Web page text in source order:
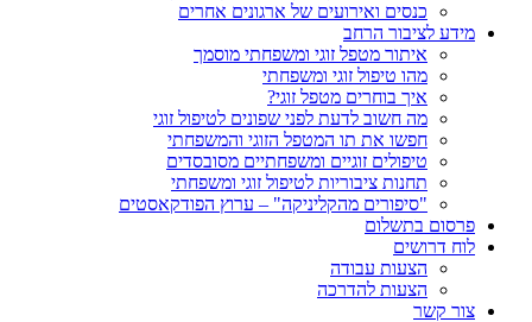
כנסים ואירועים של ארגונים אחרים
מידע לציבור הרחב
איתור מטפל זוגי ומשפחתי מוסמך
מהו טיפול זוגי ומשפחתי
איך בוחרים מטפל זוגי?
מה חשוב לדעת לפני שפונים לטיפול זוגי
חפשו את תו המטפל הזוגי והמשפחתי
טיפולים זוגיים ומשפחתיים מסובסדים
תחנות ציבוריות לטיפול זוגי ומשפחתי
"סיפורים מהקליניקה" – ערוץ הפודקאסטים
פרסום בתשלום
לוח דרושים
הצעות עבודה
הצעות להדרכה
צור קשר